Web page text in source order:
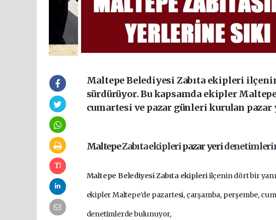
Maltepe Belediyesi Zabıta ekipleri
sürdürüyor. Bu kapsamda ekipler
cumartesi ve pazar günleri kurulan
MaltepeZabıta ekipleripazar yeri
Maltepe BelediyesiZabıta ekipleriilçenin dört bir
ekipler Maltepe’de pazartesi, çarşamba, perşembe,
denetimlerde bulunuyor,